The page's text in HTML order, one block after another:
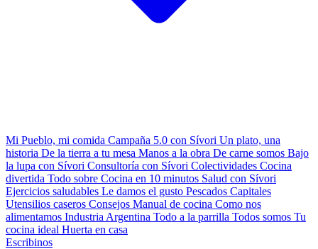
Mi Pueblo, mi comida Campaña 5.0 con Sívori Un plato, una
historia De la tierra a tu mesa Manos a la obra De carne somos Bajo
la lupa con Sívori Consultoría con Sívori Colectividades Cocina
divertida Todo sobre Cocina en 10 minutos Salud con Sívori
Ejercicios saludables Le damos el gusto Pescados Capitales
Utensilios caseros Consejos Manual de cocina Como nos
alimentamos Industria Argentina Todo a la parrilla Todos somos Tu
cocina ideal Huerta en casa
Escribinos